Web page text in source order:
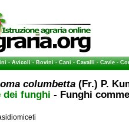
-Avicoli-Bovini-Cani-Cavalli-Cavie-
columbetta (Fr.) P.
dei funghi - Funghi